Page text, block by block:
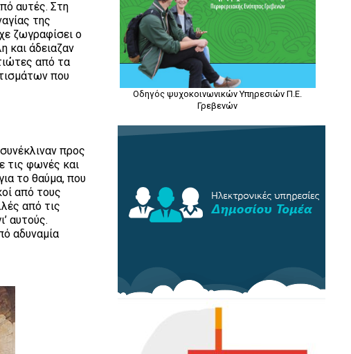
αυτές. Στη
της
ζωγραφίσει ο
και άδειαζαν
από τα
που
προς
τις φωνές και
το θαύμα, που
από τους
από τις
αυτούς.
αδυναμία
Οδηγός ψυχοκοινωνικών Υπηρεσιών Π.Ε.
Γρεβενών